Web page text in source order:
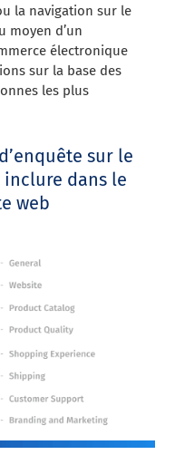
la navigation sur le
moyen d’un
électronique
sur la base des
les plus
sur le
dans le
web